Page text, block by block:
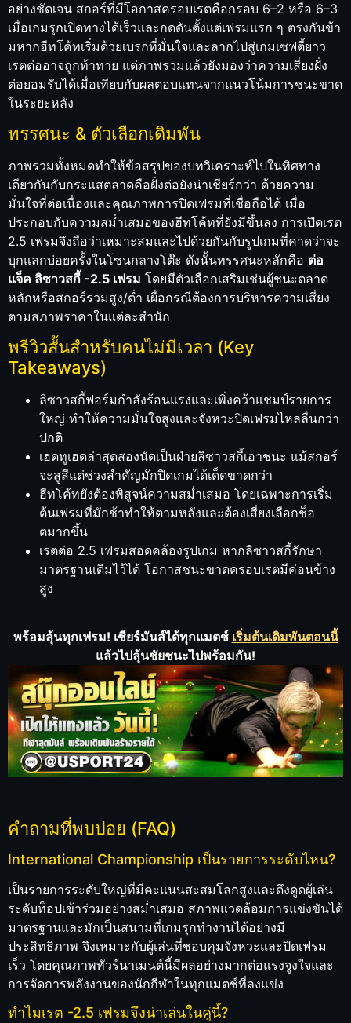
อย่างชัดเจน สกอร์ที่มีโอกาสครอบเรตคือกรอบ 6–2 หรือ 6–3
เมื่อเกมรุกเปิดทางได้เร็วและกดดันตั้งแต่เฟรมแรก ๆ ตรงกันข้า
มหากฮีทโค้ทเริ่มด้วยเบรกที่มั่นใจและลากไปสู่เกมเซฟตี้ยาว
เรตต่ออาจถูกท้าทาย แต่ภาพรวมแล้วยังมองว่าความเสี่ยงฝั่ง
ต่อยอมรับได้เมื่อเทียบกับผลตอบแทนจากแนวโน้มการชนะขาด
ในระยะหลัง
ทรรศนะ & ตัวเลือกเดิมพัน
ภาพรวมทั้งหมดทำให้ข้อสรุปของบทวิเคราะห์ไปในทิศทาง
เดียวกันกับกระแสตลาดคือฝั่งต่อยังน่าเชียร์กว่า ด้วยความ
มั่นใจที่ต่อเนื่องและคุณภาพการปิดเฟรมที่เชื่อถือได้ เมื่อ
ประกอบกับความสม่ำเสมอของฮีทโค้ทที่ยังมีขึ้นลง การเปิดเรต
2.5 เฟรมจึงถือว่าเหมาะสมและไปด้วยกันกับรูปเกมที่คาดว่าจะ
บุกแลกบ่อยครั้งในโซนกลางโต๊ะ ดังนั้นทรรศนะหลักคือ ต่อ
แจ็ค ลิซาวสกี้ -2.5 เฟรม โดยมีตัวเลือกเสริมเช่นผู้ชนะตลาด
หลักหรือสกอร์รวมสูง/ต่ำ เผื่อกรณีต้องการบริหารความเสี่ยง
ตามสภาพราคาในแต่ละสำนัก
พรีวิวสั้นสำหรับคนไม่มีเวลา (Key
Takeaways)
ลิซาวสกี้ฟอร์มกำลังร้อนแรงและเพิ่งคว้าแชมป์รายการ
ใหญ่ ทำให้ความมั่นใจสูงและจังหวะปิดเฟรมไหลลื่นกว่า
ปกติ
เฮดทูเฮดล่าสุดสองนัดเป็นฝ่ายลิซาวสกี้เอาชนะ แม้สกอร์
จะสูสีแต่ช่วงสำคัญมักปิดเกมได้เด็ดขาดกว่า
ฮีทโค้ทยังต้องพิสูจน์ความสม่ำเสมอ โดยเฉพาะการเริ่ม
ต้นเฟรมที่มักช้าทำให้ตามหลังและต้องเสี่ยงเลือกช็อ
ตมากขึ้น
เรตต่อ 2.5 เฟรมสอดคล้องรูปเกม หากลิซาวสกี้รักษา
มาตรฐานเดิมไว้ได้ โอกาสชนะขาดครอบเรตมีค่อนข้าง
สูง
พร้อมลุ้นทุกเฟรม! เชียร์มันส์ได้ทุกแมตช์ เริ่มต้นเดิมพันตอนนี้
แล้วไปลุ้นชัยชนะไปพร้อมกัน!
คำถามที่พบบ่อย (FAQ)
International Championship เป็นรายการระดับไหน?
เป็นรายการระดับใหญ่ที่มีคะแนนสะสมโลกสูงและดึงดูดผู้เล่น
ระดับท็อปเข้าร่วมอย่างสม่ำเสมอ สภาพแวดล้อมการแข่งขันได้
มาตรฐานและมักเป็นสนามที่เกมรุกทำงานได้อย่างมี
ประสิทธิภาพ จึงเหมาะกับผู้เล่นที่ชอบคุมจังหวะและปิดเฟรม
เร็ว โดยคุณภาพทัวร์นาเมนต์นี้มีผลอย่างมากต่อแรงจูงใจและ
การจัดการพลังงานของนักกีฬาในทุกแมตช์ที่ลงแข่ง
ทำไมเรต -2.5 เฟรมจึงน่าเล่นในคู่นี้?